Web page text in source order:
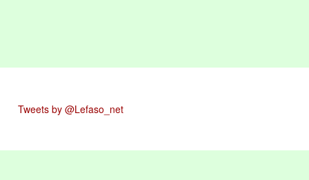
Tweets by @Lefaso_net